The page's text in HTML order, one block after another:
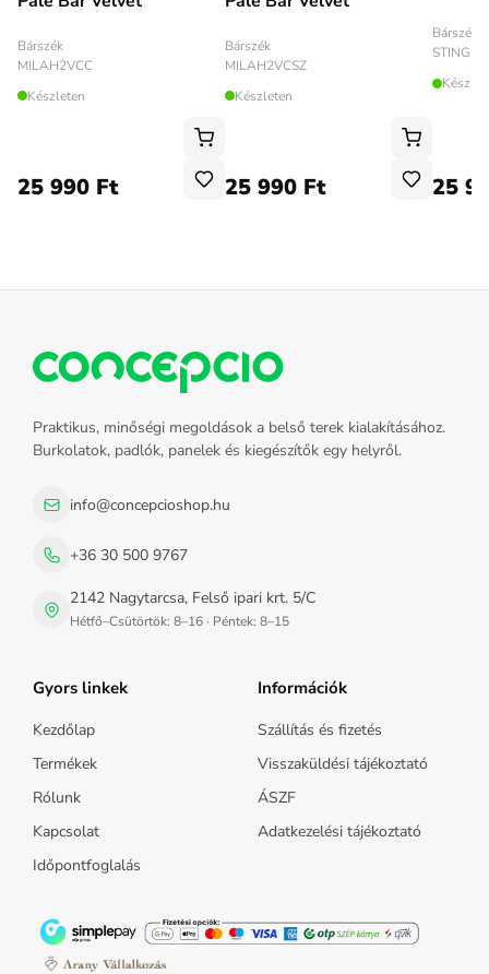
Bárszék
MILAH2VCC
Készleten
25 990 Ft
Bárszék
MILAH2VCSZ
Készleten
25 990 Ft
Bárszék
25
Praktikus, minőségi megoldások a belső terek kialakításához.
Burkolatok, padlók, panelek és kiegészítők egy helyről.
info@concepcioshop.hu
+36 30 500 9767
2142 Nagytarcsa, Felső ipari krt. 5/C
Hétfő–Csütörtök: 8–16 · Péntek: 8–15
Gyors linkek
Kezdőlap
Termékek
Rólunk
Kapcsolat
Időpontfoglalás
Információk
Szállítás és fizetés
Visszaküldési tájékoztató
ÁSZF
Adatkezelési tájékoztató